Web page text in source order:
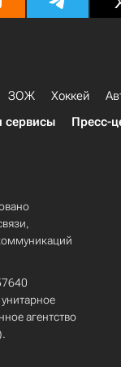
ЗОЖ Хоккей
сервисы Пресс-
агентство